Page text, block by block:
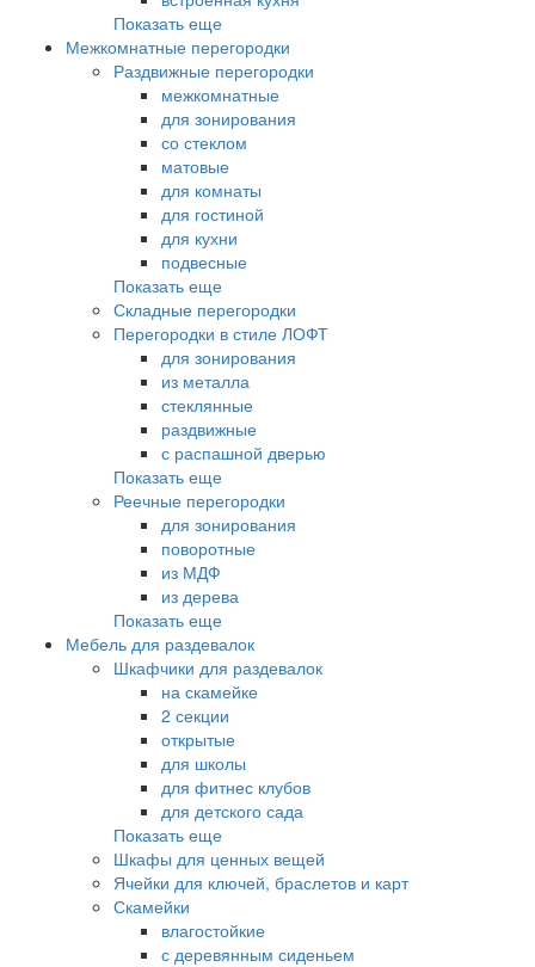
Показать еще
Межкомнатные перегородки
Раздвижные перегородки
межкомнатные
для зонирования
со стеклом
матовые
для комнаты
для гостиной
для кухни
подвесные
Показать еще
Складные перегородки
Перегородки в стиле ЛОФТ
для зонирования
из металла
стеклянные
раздвижные
с распашной дверью
Показать еще
Реечные перегородки
для зонирования
поворотные
из МДФ
из дерева
Показать еще
Мебель для раздевалок
Шкафчики для раздевалок
на скамейке
2 секции
открытые
для школы
для фитнес клубов
для детского сада
Показать еще
Шкафы для ценных вещей
Ячейки для ключей, браслетов и карт
Скамейки
влагостойкие
с деревянным сиденьем